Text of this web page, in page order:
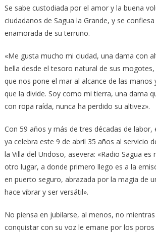
Se sabe custodiada por el amor y la buena
ciudadanos de Sagua la Grande, y se
enamorada de su terruño.
«Me gusta mucho mi ciudad, una dama con
bella desde el tesoro natural de sus
que nos pone el mar al alcance de las
que la divide. Soy como mi tierra, una dama
con ropa raída, nunca ha perdido su altivez».
Con 59 años y más de tres décadas de labor,
ya celebra este 9 de abril 35 años al servicio
la Villa del Undoso, asevera: «Radio Sagua es
otro lugar, a donde primero llego es a la
en puerto seguro, abrazada por la magia de
hace vibrar y ser versátil».
No piensa en jubilarse, al menos, no
conquistar con su voz le emane por los poros